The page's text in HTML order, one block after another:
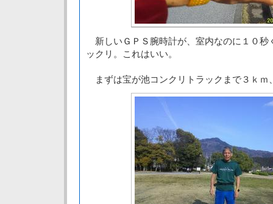
新しいＧＰＳ腕時計が、室内なのに１０秒
ックリ。これはいい。
まずは宝が池コンクリトラックまで３ｋｍ